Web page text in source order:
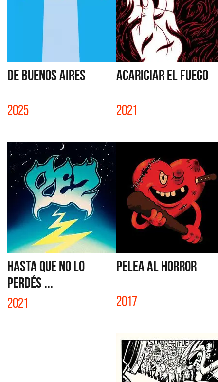
DE BUENOS AIRES
2025
ACARICIAR EL FUEGO
2021
HASTA QUE NO LO
PERDÉS ...
2021
PELEA AL HORROR
2017